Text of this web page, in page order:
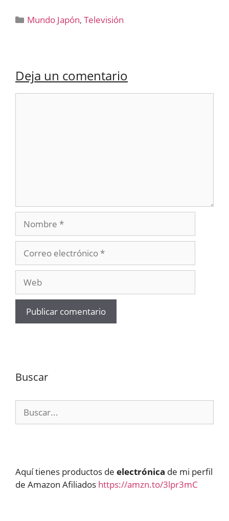
Categorías
Mundo Japón,Televisión
Deja un comentario
Nombre
electrónico
Buscar
Aquí tienes productos de electrónica de mi perfil
de Amazon Afiliados https://amzn.to/3lpr3mC